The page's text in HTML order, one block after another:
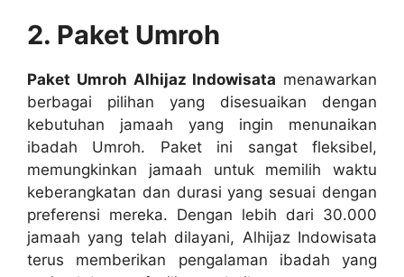
2. Paket Umroh
Paket Umroh Alhijaz Indowisata menawarkan
berbagai pilihan yang disesuaikan dengan
kebutuhan jamaah yang ingin menunaikan
ibadah Umroh. Paket ini sangat fleksibel,
memungkinkan jamaah untuk memilih waktu
keberangkatan dan durasi yang sesuai dengan
preferensi mereka. Dengan lebih dari 30.000
jamaah yang telah dilayani, Alhijaz Indowisata
terus memberikan pengalaman ibadah yang